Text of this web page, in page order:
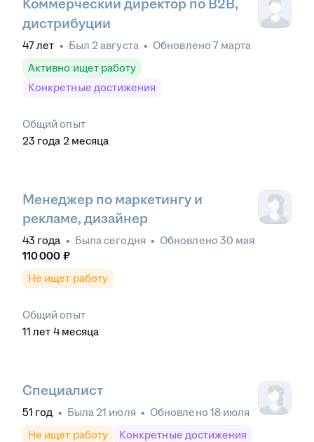
Коммерческий директор по B2B,
дистрибуции
47лет • Был 2 августа • Обновлено 7 марта
Активно ищет работу
Конкретные достижения
Общий опыт
23 года 2 месяца
Менеджер по маркетингу и
рекламе, дизайнер
43 года • Быласегодня • Обновлено 30 мая
110 000 ₽
Не ищет работу
Общий опыт
11 лет 4 месяца
Специалист
51 год • Была 21 июля • Обновлено 18 июля
Не ищет работу
Конкретные достижения